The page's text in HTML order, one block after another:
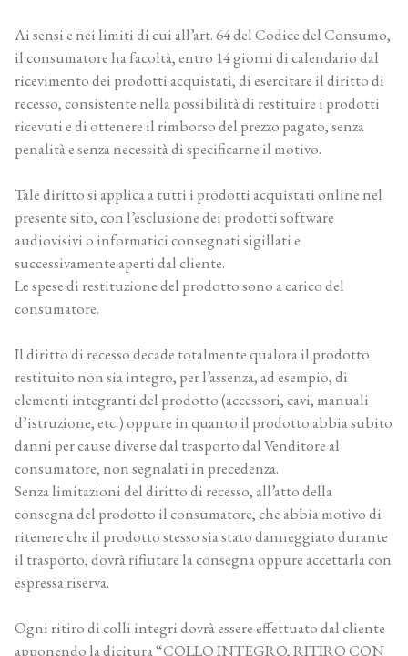
Ai sensi e nei limiti di cui all’art. 64 del Codice del Consumo,
il consumatore ha facoltà, entro 14 giorni di calendario dal
ricevimento dei prodotti acquistati, di esercitare il diritto di
recesso, consistente nella possibilità di restituire i prodotti
ricevuti e di ottenere il rimborso del prezzo pagato, senza
penalità e senza necessità di specificarne il motivo.
Tale diritto si applica a tutti i prodotti acquistati online nel
presente sito, con l’esclusione dei prodotti software
audiovisivi o informatici consegnati sigillati e
successivamente aperti dal cliente.
Le spese di restituzione del prodotto sono a carico del
consumatore.
Il diritto di recesso decade totalmente qualora il prodotto
restituito non sia integro, per l’assenza, ad esempio, di
elementi integranti del prodotto (accessori, cavi, manuali
d’istruzione, etc.) oppure in quanto il prodotto abbia subito
danni per cause diverse dal trasporto dal Venditore al
consumatore, non segnalati in precedenza.
Senza limitazioni del diritto di recesso, all’atto della
consegna del prodotto il consumatore, che abbia motivo di
ritenere che il prodotto stesso sia stato danneggiato durante
il trasporto, dovrà rifiutare la consegna oppure accettarla con
espressa riserva.
Ogni ritiro di colli integri dovrà essere effettuato dal cliente
apponendo la dicitura “COLLO INTEGRO, RITIRO CON